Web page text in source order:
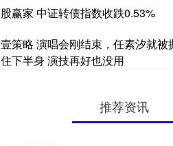
股赢家 中证转债指数收跌0.53%
壹策略 演唱会刚结束，任素汐就被
住下半身 演技再好也没用
推荐资讯